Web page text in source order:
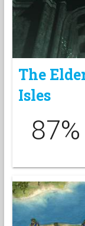
The
Isles
87%